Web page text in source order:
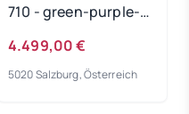
710 - green-purple-
Rahmengröße: 51 cm
4.499,00 €
5020 Salzburg, Österreich